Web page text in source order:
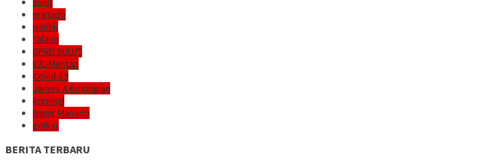
manado
politik
Talaud
DPRD SULUT
E2L-Mantap
Covid-19
James A Kojongian
kriminal
Banjir Manado
golkar
BERITA TERBARU